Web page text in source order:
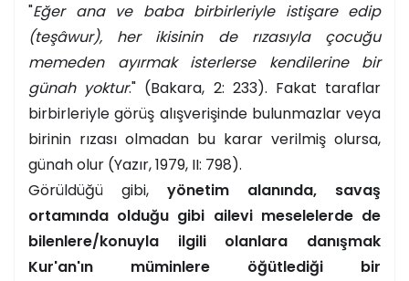
"Eğer ana ve baba birbirleriyle istişare edip
(teşâwur), her ikisinin de rızasıyla çocuğu
memeden ayırmak isterlerse kendilerine bir
günah yoktur." (Bakara, 2: 233). Fakat taraflar
birbirleriyle görüş alışverişinde bulunmazlar veya
birinin rızası olmadan bu karar verilmiş olursa,
günah olur (Yazır, 1979, II: 798).
Görüldüğü gibi, yönetim alanında, savaş
ortamında olduğu gibi ailevi meselelerde de
bilenlere/konuyla ilgili olanlara danışmak
Kur'an'ın müminlere öğütlediği bir